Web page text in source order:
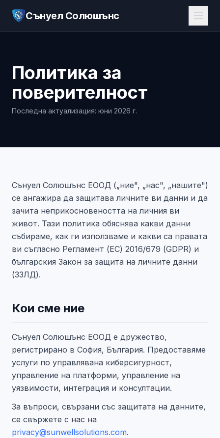
Сънуел Солюшънс
Политика за
поверителност
Последна актуализация: юни 2026 г.
Сънуел Солюшънс ЕООД („ние", „нас", „нашите")
се ангажира да защитава личните ви данни и да
зачита неприкосновеността на личния ви
живот. Тази политика обяснява какви данни
събираме, как ги използваме и какви са правата
ви съгласно Регламент (ЕС) 2016/679 (GDPR) и
българския Закон за защита на личните данни
(ЗЗЛД).
Кои сме ние
Сънуел Солюшънс ЕООД е дружество,
регистрирано в София, България. Предоставяме
услуги по управлявана киберсигурност,
управление на платформи, управление на
уязвимости, интеграция и консултации.
За въпроси, свързани със защитата на данните,
се свържете с нас на
privacy@sunwellsolutions.com.